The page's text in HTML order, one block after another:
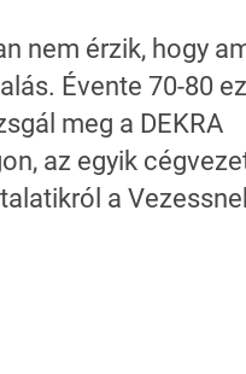
nem érzik, hogy
Évente 70-80
meg a DEKRA
az egyik
a